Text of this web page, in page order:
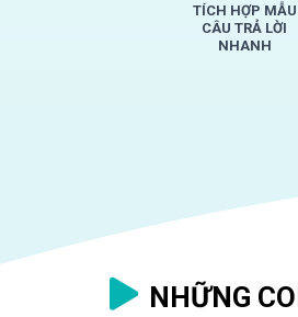
TÍCH HỢP MẪU
CÂU TRẢ LỜI
NHANH
NHỮNG